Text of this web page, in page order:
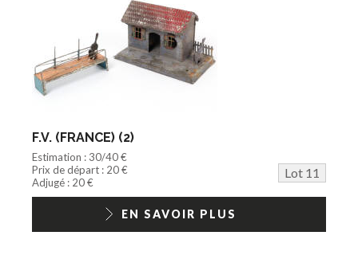
F.V. (FRANCE) (2)
Estimation : 30/40 €
Prix de départ : 20 €
Lot 11
Adjugé : 20 €
EN SAVOIR PLUS